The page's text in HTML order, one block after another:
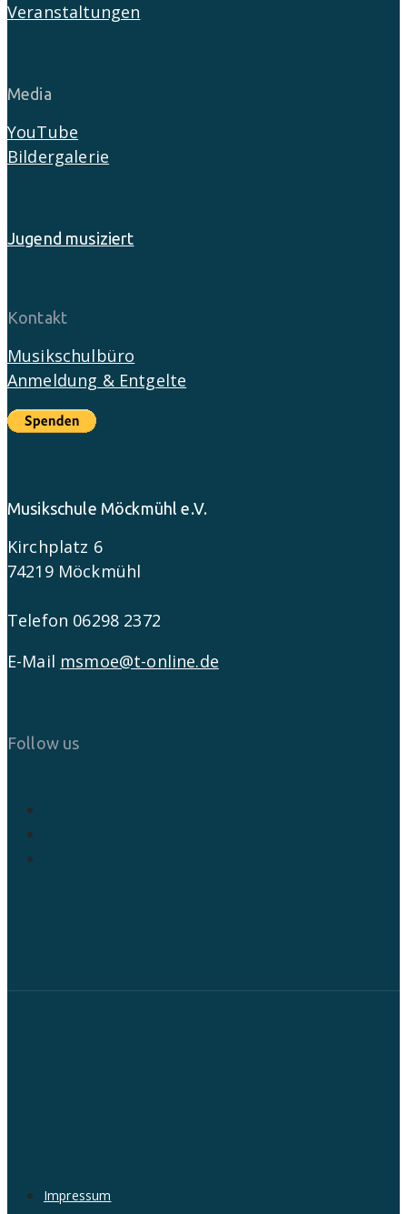
Veranstaltungen
Media
YouTube
Bildergalerie
Jugend musiziert
Kontakt
Musikschulbüro
Anmeldung & Entgelte
Musikschule Möckmühl e.V.
Kirchplatz 6
74219 Möckmühl
Telefon 06298 2372
E-Mail msmoe@t-online.de
Follow us
Impressum